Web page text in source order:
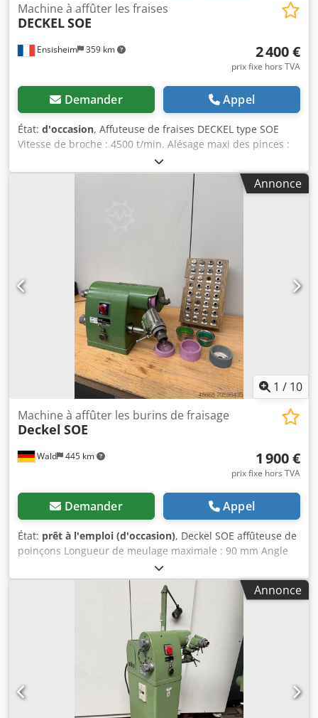
Ensisheim 359 km
Machine à affûter les fraises
DECKELSOE
2 400 €
prix fixe hors TVA
Demander Appel
État: d'occasion, Affuteuse de fraises DECKEL type SOE
Vitesse de broche : 4500 t/min. Alésage maxi des pinces :
17,5 mm Rayon maxi affûtable : 10 mm Dedpfx
Aqezmwkkeiewa Déplacement latéral maxi : 10 mm
Réglage d'angle : 45° Déplacement maxi : 100 mm (voir
caractéristiques) Machine livrée avec 1 jeu de pinces +
différentes meules diamant Tension : 380 V Largeur : 600
mm Profondeur : 600 mm Hauteur totale : 1300 mm Poids :
Annonce
1 / 10
Wald 445 km
Machine à affûter les burins de fraisage
Deckel SOE
1 900 €
prix fixe hors TVA
Demander Appel
État: prêt à l'emploi (d'occasion), Deckel SOE affûteuse de
poinçons Longueur de meulage maximale : 90 mm Angle
de meulage maximal : 180° Rayon de meulage maximal :
10 mm Déplacement grossier : 100 mm Réglage fin : 15
mm Inclinaison du support de la contre-pointe : 90°
Réglage grossier du chariot de la contre-pointe : 40 mm
Réglage fin du chariot de la contre-pointe : 12 mm Hauteur
du centre du guide-tube au centre de la broche de
meulage : 140 mm Dimension de la meule : 100 x 50 x 20
mm Vous êtes les bienvenus pour une visite et une
inspection de la machine. Vous recevrez une facture en
bonne et due forme. Pour les clients étrangers, une
facture nette peut également être établie, sous réserve de
Annonce